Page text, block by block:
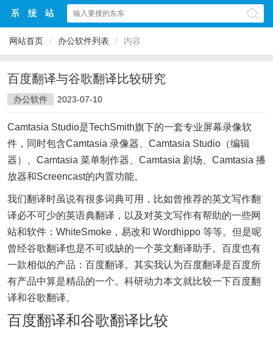
网站首页 / 办公软件列表 / 内容
百度翻译与谷歌翻译比较研究
办公软件 2023-07-10
Camtasia Studio是TechSmith旗下的一套专业屏幕录像软
件，同时包含Camtasia 录像器、Camtasia Studio（编辑
器）、Camtasia 菜单制作器、Camtasia 剧场、Camtasia 播
放器和Screencast的内置功能。
我们翻译时虽说有很多词典可用，比如曾推荐的英文写作翻
译必不可少的英语典翻译，以及对英文写作有帮助的一些网
站和软件：WhiteSmoke，易改和 Wordhippo 等等。但是呢
曾经谷歌翻译也是不可或缺的一个英文翻译助手。百度也有
一款相似的产品：百度翻译。其实我认为百度翻译是百度所
有产品中算是精品的一个。科研动力本文就比较一下百度翻
译和谷歌翻译。
百度翻译和谷歌翻译比较